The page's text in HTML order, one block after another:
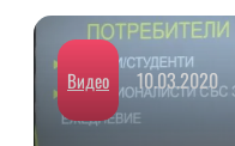
Видео 10.03.2020